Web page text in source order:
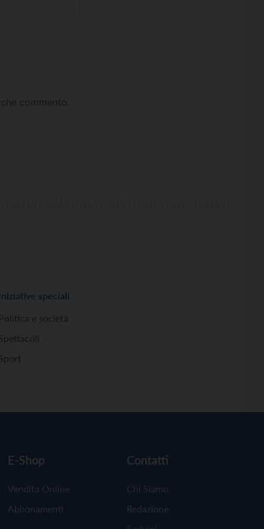
commento.
Iniziative speciali
Politica e società
E-Shop
Vendita Online
Abbonamenti
Contatti
Chi Siamo
Redazione